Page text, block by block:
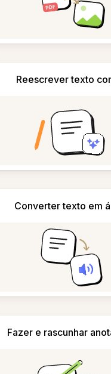
Reescrever texto
Converter texto em
Fazer e rascunhar